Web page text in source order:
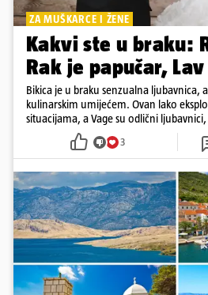
ZA MUŠKARCE I ŽENE
Kakvi ste u braku:
Rak je papučar,
Bikica je u braku senzualna ljubavnica,
kulinarskim umijećem. Ovan lako
situacijama, a Vage su odlični
3